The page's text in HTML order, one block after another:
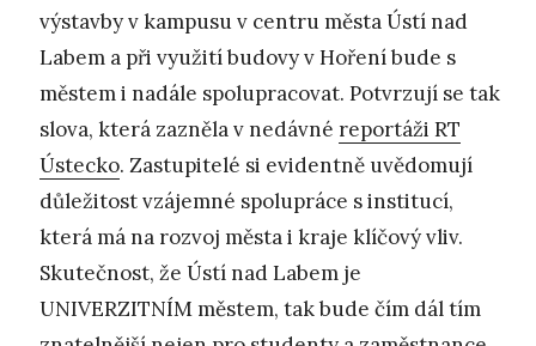
výstavby v kampusu v centru města Ústí nad
Labem a při využití budovy v Hoření bude s
městem i nadále spolupracovat. Potvrzují se tak
slova, která zazněla v nedávné reportáži RT
Ústecko. Zastupitelé si evidentně uvědomují
důležitost vzájemné spolupráce s institucí,
která má na rozvoj města i kraje klíčový vliv.
Skutečnost, že Ústí nad Labem je
UNIVERZITNÍM městem, tak bude čím dál tím